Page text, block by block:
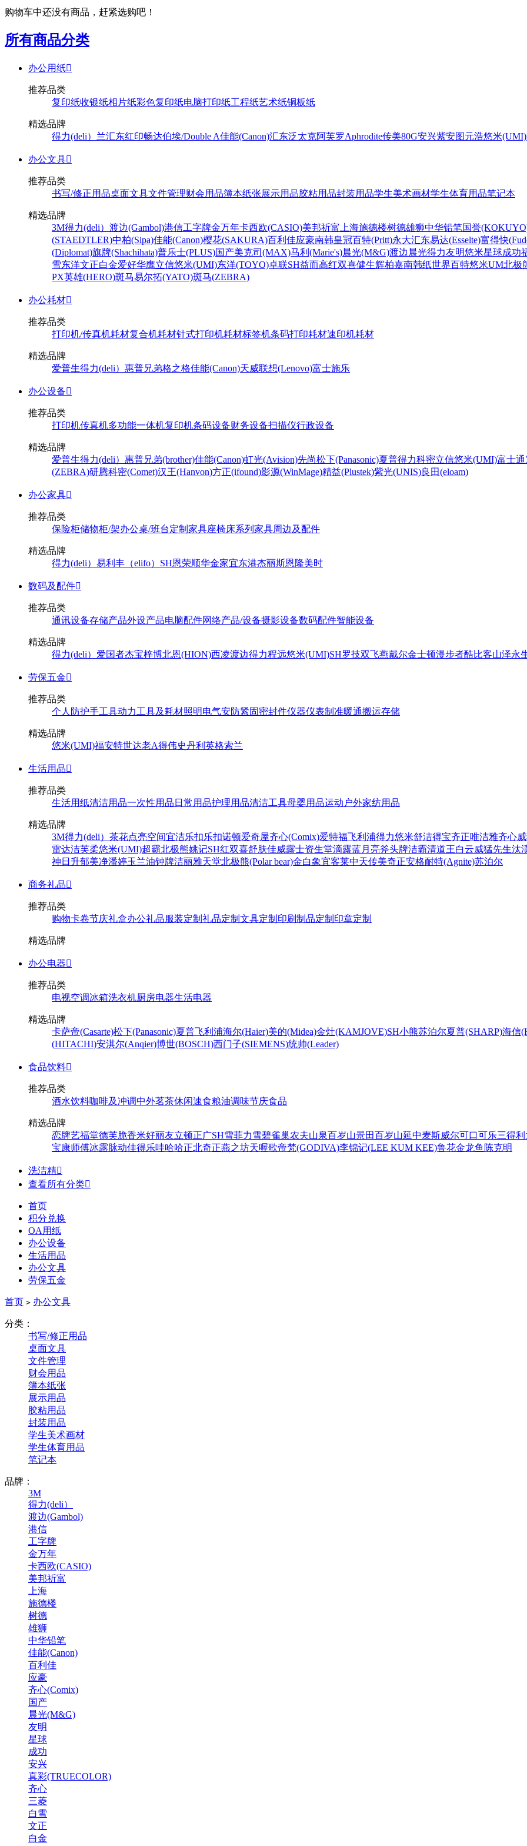
购物车中还没有商品，赶紧选购吧！
所有商品分类
办公用纸
推荐品类
复印纸收银纸相片纸彩色复印纸电脑打印纸工程纸艺术纸铜板纸
精选品牌
得力(deli） 兰汇东红印畅达伯埃/Double A佳能(Canon)汇东泛太克阿芙罗Aphrodite传美80G安兴紫安图元浩悠米(UMI)
办公文具
推荐品类
书写/修正用品桌面文具文件管理财会用品簿本纸张展示用品胶粘用品封装用品学生美术画材学生体育用品笔记本
精选品牌
3M得力(deli） 渡边(Gambol)港信工字牌金万年卡西欧(CASIO)美邦祈富 上海施德楼树德雄狮中华铅笔国誉
(STAEDTLER)中柏(Sipa)佳能(Canon)樱花(SAKURA)百利佳应豪南韩皇冠百特(Pritt)永大汇东易达(Esselte)富得快
(Diplomat)旗牌(Shachihata)普乐士(PLUS)国产美克司(MAX)马利(Marie's)晨光(M&G)渡边 晨光得力友明悠米星球成功
雪东洋文正白金爱好华鹰立信悠米(UMI)东洋(TOYO)卓联SH益而高红双喜健生辉柏嘉南韩纸世界百特悠米UM北极
PX英雄(HERO)斑马易尔拓(YATO)斑马(ZEBRA)
办公耗材
推荐品类
打印机/传真机耗材复合机耗材针式打印机耗材标签机条码打印耗材速印机耗材
精选品牌
爱普生得力(deli） 惠普兄弟格之格佳能(Canon)天威联想(Lenovo)富士施乐
办公设备
推荐品类
打印机传真机多功能一体机复印机条码设备财务设备扫描仪行政设备
精选品牌
爱普生得力(deli） 惠普兄弟(brother)佳能(Canon)虹光(Avision)先尚松下(Panasonic)夏普得力科密立信悠米(UMI)富士通
(ZEBRA)研腾科密(Comet)汉王(Hanvon)方正(ifound)影源(WinMage)精益(Plustek)紫光(UNIS)良田(eloam)
办公家具
推荐品类
保险柜储物柜/架办公桌/班台定制家具座椅床系列 家具周边及配件
精选品牌
得力(deli） 易利丰（elifo） SH恩荣顺华金家宜东港杰丽斯恩隆美时
数码及配件
推荐品类
通讯设备存储产品外设产品电脑配件网络产品/设备摄影设备数码配件智能设备
精选品牌
得力(deli） 爱国者杰宝梓博北恩(HION)西凌渡边得力程远悠米(UMI)SH罗技双飞燕戴尔金士顿漫步者酷比客山泽永
劳保五金
推荐品类
个人防护手工具动力工具及耗材照明电气安防紧固密封件仪器仪表制准暖通搬运存储
精选品牌
悠米(UMI)福安特世达老A得伟史丹利 英格索兰
生活用品
推荐品类
生活用纸清洁用品一次性用品 日常用品护理用品清洁工具母婴用品运动户外家纺用品
精选品牌
3M得力(deli） 茶花点亮空间宜洁乐扣乐扣诺顿爱奇屋齐心(Comix)爱特福飞利浦得力悠米舒洁得宝齐正唯洁雅齐心
雷达洁芙柔悠米(UMI)超霸北极熊姚记SH红双喜舒肤佳威露士资生堂滴露蓝月亮斧头牌洁霸清道王白云威猛先生汰
神 日升郁美净潘婷玉兰油钟牌洁丽雅天堂北极熊(Polar bear)金白象宜客莱中天传美奇正安格耐特(Agnite)苏泊尔
商务礼品
推荐品类
购物卡卷节庆礼盒办公礼品服装定制 礼品定制 文具定制 印刷制品定制 印章定制
精选品牌
办公电器
推荐品类
电视空调冰箱洗衣机厨房电器生活电器
精选品牌
卡萨帝(Casarte)松下(Panasonic)夏普飞利浦海尔(Haier)美的(Midea)金灶(KAMJOVE)SH小熊苏泊尔夏普(SHARP)海信
(HITACHI)安淇尔(Anqier)博世(BOSCH)西门子(SIEMENS)统帅(Leader)
食品饮料
推荐品类
酒水饮料咖啡及冲调中外茗茶休闲速食粮油调味节庆食品
精选品牌
恋牌艺福堂德芙脆香米好丽友立顿正广SH雪菲力雪碧雀巢农夫山泉百岁山景田百岁山延中麦斯威尔可口可乐三得利
宝康师傅冰露脉动佳得乐哇哈哈正北奇正燕之坊天喔歌帝梵(GODIVA)李锦记(LEE KUM KEE)鲁花金龙鱼 陈克明
洗洁精
查看所有分类
首页
积分兑换
OA用纸
办公设备
生活用品
办公文具
劳保五金
首页 > 办公文具
分类：
书写/修正用品
桌面文具
文件管理
财会用品
簿本纸张
展示用品
胶粘用品
封装用品
学生美术画材
学生体育用品
笔记本
品牌：
3M
得力(deli）
渡边(Gambol)
港信
工字牌
金万年
卡西欧(CASIO)
美邦祈富
上海
施德楼
树德
雄狮
中华铅笔
佳能(Canon)
百利佳
应豪
齐心(Comix)
国产
晨光(M&G)
友明
星球
成功
安兴
真彩(TRUECOLOR)
齐心
三菱
白雪
文正
白金